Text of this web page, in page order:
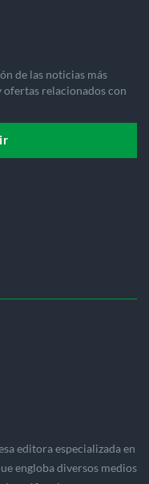
de las noticias más
ofertas relacionados con
editora especializada en
engloba diversos medios